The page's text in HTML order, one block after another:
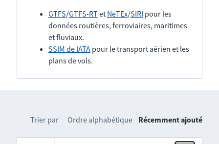
GTFS/GTFS-RTet NeTEx/SIRI pour les
données routières, ferroviaires, maritimes
et fluviaux.
SSIM de IATApour le transport aérien et les
plans de vols.
Trier par Ordre alphabétique Récemment ajouté